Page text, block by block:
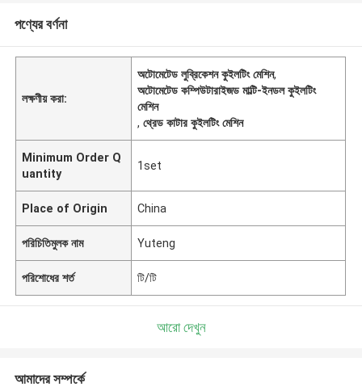
পণ্যের বর্ণনা
লক্ষণীয় করা:
অটোমেটেড লুব্রিকেশন কুইলটিং মেশিন,
অটোমেটেড কম্পিউটারাইজড মাল্টি-ইনডল কুইলটিং
মেশিন
,থ্রেড কাটার কুইলটিং মেশিন
Minimum Order Q
uantity
1set
Place of Origin China
পরিচিতিমুলক নাম Yuteng
পরিশোধের শর্ত টি/টি
আরো দেখুন
আমাদের সম্পর্কে